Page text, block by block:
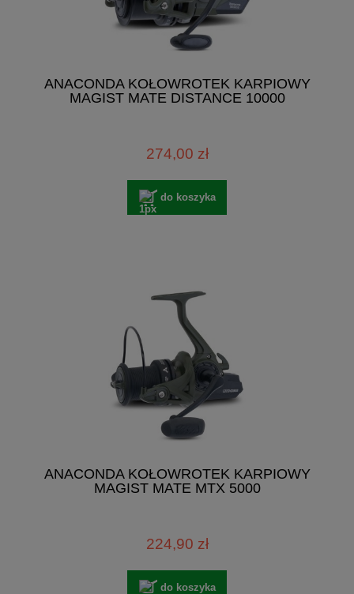
ANACONDA KOŁOWROTEK KARPIOWY
MAGIST MATE DISTANCE 10000
274,00 zł
do koszyka
ANACONDA KOŁOWROTEK KARPIOWY
MAGIST MATE MTX 5000
224,90 zł
do koszyka